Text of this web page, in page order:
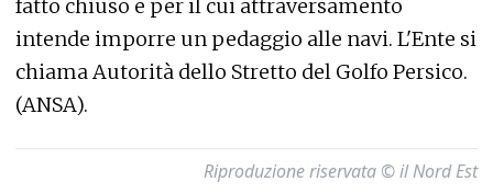
fatto chiuso e per il cui attraversamento
intende imporre un pedaggio alle navi. L'Ente si
chiama Autorità dello Stretto del Golfo Persico.
(ANSA).
Riproduzione riservata © il Nord Est